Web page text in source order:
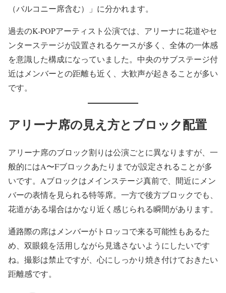
（バルコニー席含む）」に分かれます。
過去のK-POPアーティスト公演では、アリーナに花道やセ
ンターステージが設置されるケースが多く、全体の一体感
を意識した構成になっていました。中央のサブステージ付
近はメンバーとの距離も近く、大歓声が起きることが多い
です。
アリーナ席の見え方とブロック配置
アリーナ席のブロック割りは公演ごとに異なりますが、一
般的にはA〜Fブロックあたりまでが設定されることが多
いです。Aブロックはメインステージ真前で、間近にメン
バーの表情を見られる特等席。一方で後方ブロックでも、
花道がある場合はかなり近く感じられる瞬間があります。
通路際の席はメンバーがトロッコで来る可能性もあるた
め、双眼鏡を活用しながら見逃さないようにしたいです
ね。撮影は禁止ですが、心にしっかり焼き付けておきたい
距離感です。